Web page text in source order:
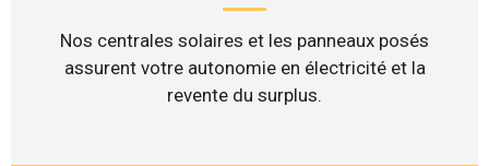
Nos centrales solaires et les panneaux posés
assurent votre autonomie en électricité et la
revente du surplus.